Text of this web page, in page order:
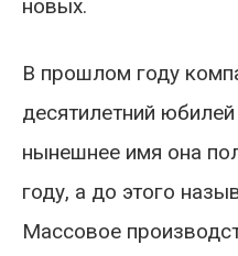
новых.
В прошлом году
десятилетний
нынешнее имя она
году, а до этого
Массовое